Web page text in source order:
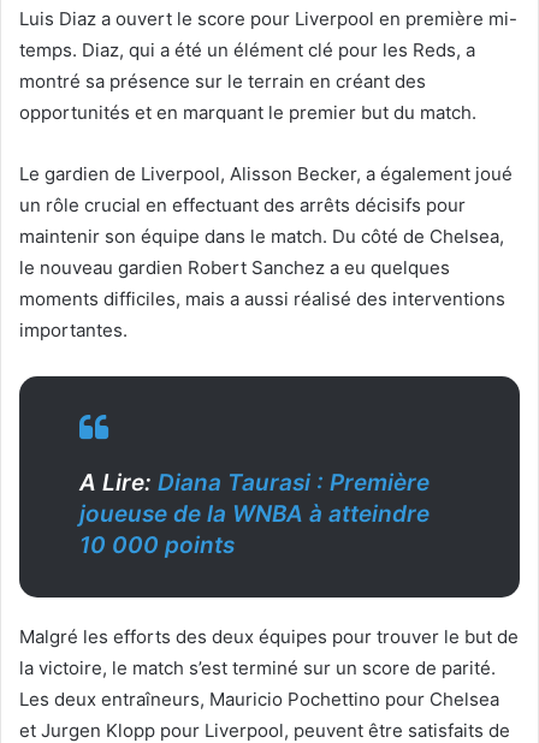
Luis Diaz a ouvert le score pour Liverpool en première mi-
temps. Diaz, qui a été un élément clé pour les Reds, a
montré sa présence sur le terrain en créant des
opportunités et en marquant le premier but du match.
Le gardien de Liverpool, Alisson Becker, a également joué
un rôle crucial en effectuant des arrêts décisifs pour
maintenir son équipe dans le match. Du côté de Chelsea,
le nouveau gardien Robert Sanchez a eu quelques
moments difficiles, mais a aussi réalisé des interventions
importantes.
A Lire: Diana Taurasi : Première
joueuse de la WNBA à atteindre
10 000 points
Malgré les efforts des deux équipes pour trouver le but de
la victoire, le match s’est terminé sur un score de parité.
Les deux entraîneurs, Mauricio Pochettino pour Chelsea
et Jurgen Klopp pour Liverpool, peuvent être satisfaits de